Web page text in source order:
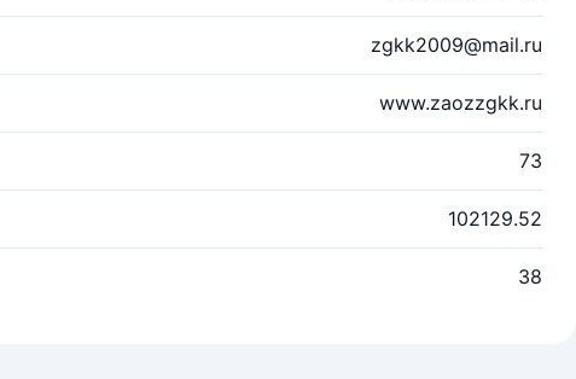
zgkk2009@mail.ru
www.zaozzgkk.ru
73
102129.52
38